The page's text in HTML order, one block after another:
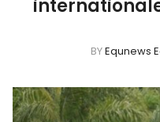
BYEqunews